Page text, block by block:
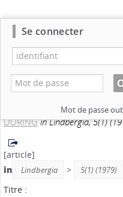
Catalogue
du
Nouvelle recherche
Life strategies of
DURINGin Lindbergia, 5(1)
[article]
in
Lindbergia > 5(1) (1979)
Titre :
Se connecter
Mot de passe